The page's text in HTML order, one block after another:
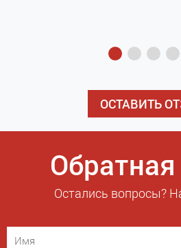
ОСТАВИТЬ
Остались вопросы?